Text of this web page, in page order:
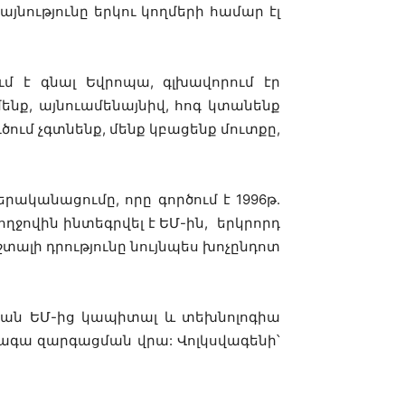
երկու կողմերի համար էլ
է գնալ Եվրոպա, գլխավորում էր
այնուամենայնիվ, հոգ կտանենք
չգտնենք, մենք կբացենք մուտքը,
որը գործում է 1996թ.
ինտեգրվել է ԵՄ-ին, երկրորդ
դրությունը նույնպես խոչընդոտ
ԵՄ-ից կապիտալ և տեխնոլոգիա
զարգացման վրա: Վոլկսվագենի՝